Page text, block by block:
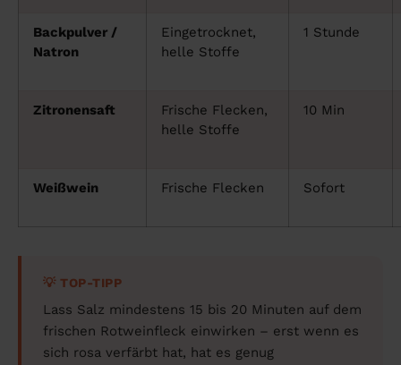
Backpulver /
Natron
Eingetrocknet,
helle Stoffe
1 Stunde
Zitronensaft
Frische Flecken,
helle Stoffe
10 Min
Weißwein Frische Flecken Sofort
💡 TOP-TIPP
Lass Salz mindestens 15 bis 20 Minuten auf dem
frischen Rotweinfleck einwirken – erst wenn es
sich rosa verfärbt hat, hat es genug